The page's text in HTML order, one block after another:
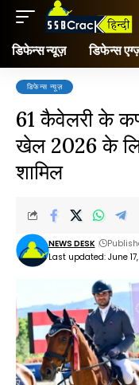
डिफेन्स न्यूज़ डिफेन्स
डिफेन्स न्यूज़
61 कैवेलरी के
खेल 2026 के
शामिल
Last updated: June
NEWS DESK